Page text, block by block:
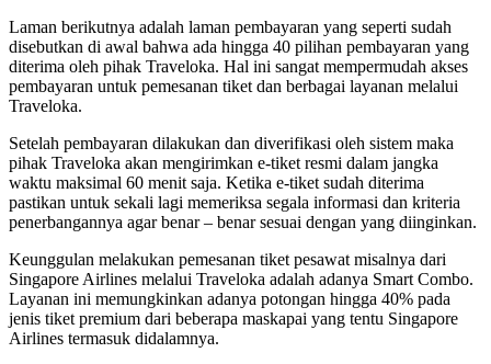
Laman berikutnya adalah laman pembayaran yang seperti sudah
disebutkan di awal bahwa ada hingga 40 pilihan pembayaran yang
diterima oleh pihak Traveloka. Hal ini sangat mempermudah akses
pembayaran untuk pemesanan tiket dan berbagai layanan melalui
Traveloka.
Setelah pembayaran dilakukan dan diverifikasi oleh sistem maka
pihak Traveloka akan mengirimkan e-tiket resmi dalam jangka
waktu maksimal 60 menit saja. Ketika e-tiket sudah diterima
pastikan untuk sekali lagi memeriksa segala informasi dan kriteria
penerbangannya agar benar – benar sesuai dengan yang diinginkan.
Keunggulan melakukan pemesanan tiket pesawat misalnya dari
Singapore Airlines melalui Traveloka adalah adanya Smart Combo.
Layanan ini memungkinkan adanya potongan hingga 40% pada
jenis tiket premium dari beberapa maskapai yang tentu Singapore
Airlines termasuk didalamnya.